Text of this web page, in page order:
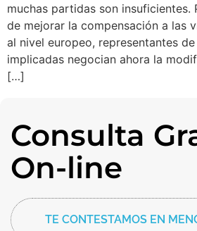
muchas partidas son insuficientes.
de mejorar la compensación a las
al nivel europeo, representantes
implicadas negocian ahora la
[…]
Consulta
On-line
TE CONTESTAMOS EN